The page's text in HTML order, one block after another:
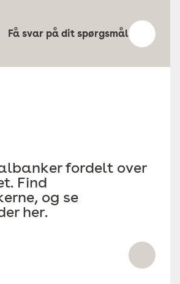
Få svar på dit spørgsmål
fordelt over
Find
og se
her.